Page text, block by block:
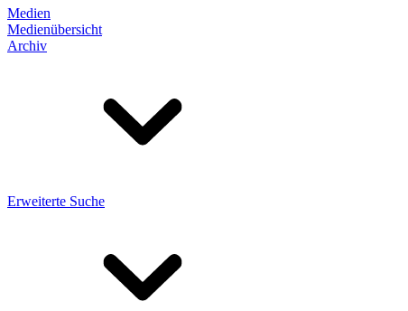
Medien
Medienübersicht
Archiv
Erweiterte Suche